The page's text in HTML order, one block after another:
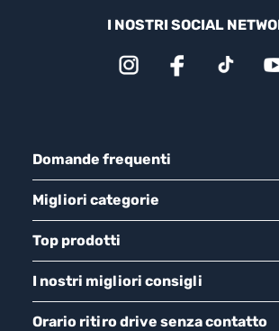
I NOSTRI SOCIAL
Domande frequenti
Migliori categorie
Top prodotti
I nostri migliori consigli
Orario ritiro drive senza contatto